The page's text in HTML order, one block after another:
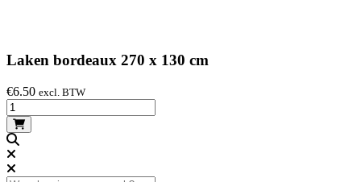
Laken bordeaux 270 x 130 cm
€6.50 excl. BTW